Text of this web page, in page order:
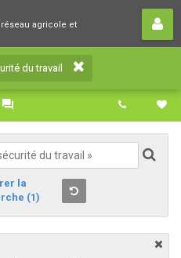
agricole et
du travail
du réseau agricole et
du travail
la
(1)